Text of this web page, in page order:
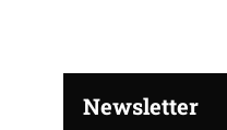
Newsletter